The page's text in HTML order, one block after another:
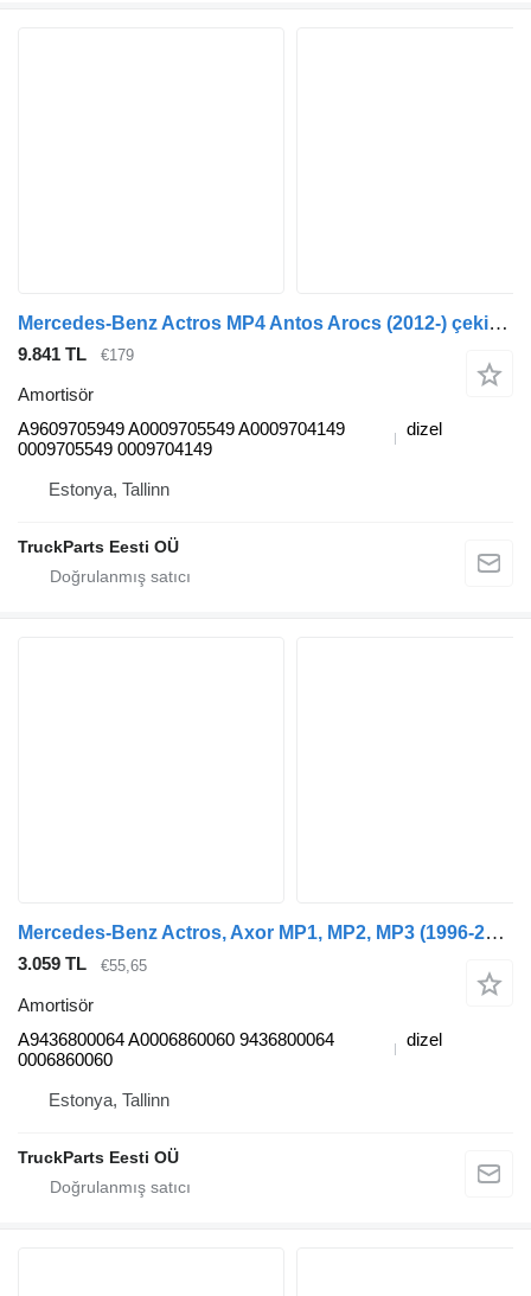
Mercedes-Benz Actros MP4 Antos Arocs (2012-) çekici için Mercedes-Benz actros mp4 (01.12-) A9609705949 amortisör
9.841 TL €179
Amortisör
A9609705949 A0009705549 A0009704149
0009705549 0009704149
dizel
Estonya, Tallinn
TruckParts Eesti OÜ
Mercedes-Benz Actros, Axor MP1, MP2, MP3 (1996-2014) çekici için Mercedes-Benz actros mp2/mp3 1841 (01.02-) A9436800064 amortisör
3.059 TL €55,65
Amortisör
A9436800064 A0006860060 9436800064
0006860060
dizel
Estonya, Tallinn
TruckParts Eesti OÜ